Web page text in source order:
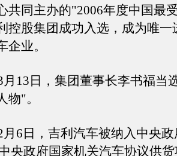
共同主办的"2006年度中国最
控股集团成功入选，成为唯一
企业。
日，集团董事长李书福当
物"。
日，吉利汽车被纳入中央政
央政府国家机关汽车协议供